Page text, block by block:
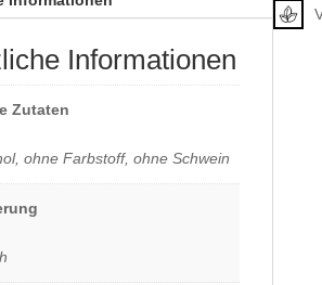
Informationen
Zutaten
ohne Farbstoff, ohne Schwein